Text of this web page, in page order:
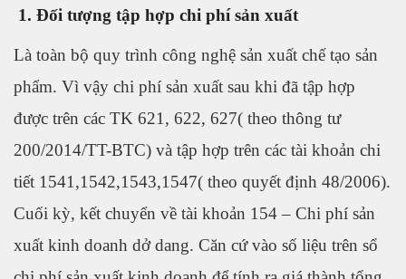
1. Đối tượng tập hợp chi phí sản xuất
Là toàn bộ quy trình công nghệ sản xuất chế tạo sản
phẩm. Vì vậy chi phí sản xuất sau khi đã tập hợp
được trên các TK 621, 622, 627( theo thông tư
200/2014/TT-BTC) và tập hợp trên các tài khoản chi
tiết 1541,1542,1543,1547( theo quyết định 48/2006).
Cuối kỳ, kết chuyển về tài khoản 154 – Chi phí sản
xuất kinh doanh dở dang. Căn cứ vào số liệu trên sổ